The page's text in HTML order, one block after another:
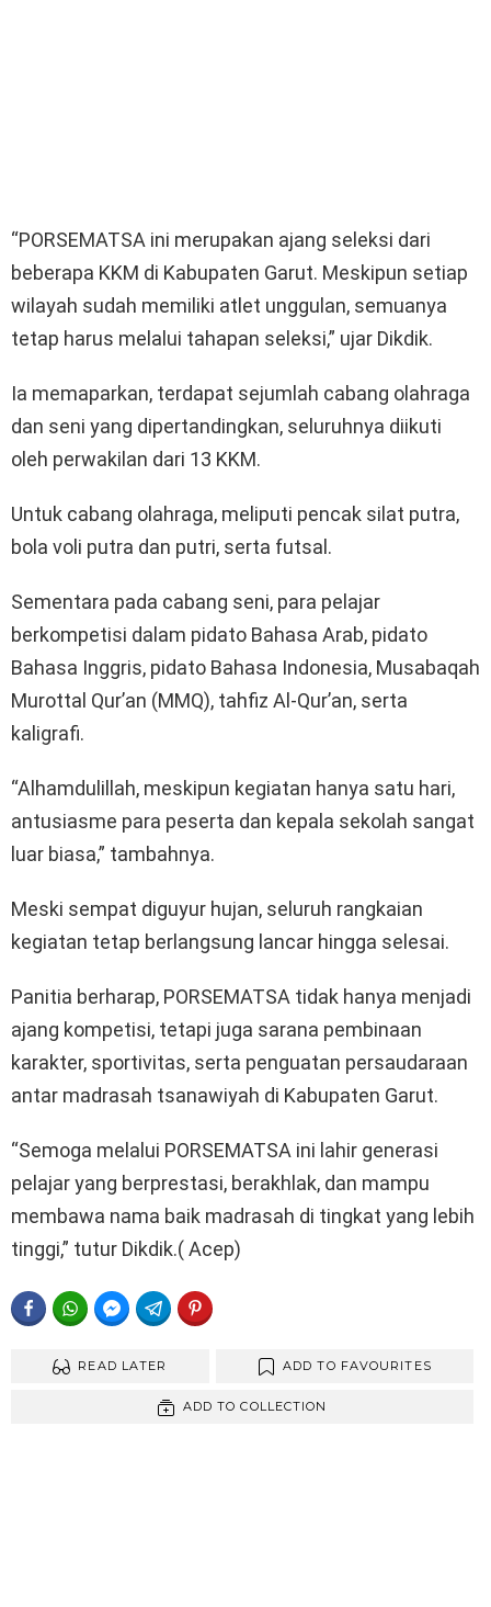
“PORSEMATSA ini merupakan ajang seleksi dari
beberapa KKM di Kabupaten Garut. Meskipun setiap
wilayah sudah memiliki atlet unggulan, semuanya
tetap harus melalui tahapan seleksi,” ujar Dikdik.
Ia memaparkan, terdapat sejumlah cabang olahraga
dan seni yang dipertandingkan, seluruhnya diikuti
oleh perwakilan dari 13 KKM.
Untuk cabang olahraga, meliputi pencak silat putra,
bola voli putra dan putri, serta futsal.
Sementara pada cabang seni, para pelajar
berkompetisi dalam pidato Bahasa Arab, pidato
Bahasa Inggris, pidato Bahasa Indonesia, Musabaqah
Murottal Qur’an (MMQ), tahfiz Al-Qur’an, serta
kaligrafi.
“Alhamdulillah, meskipun kegiatan hanya satu hari,
antusiasme para peserta dan kepala sekolah sangat
luar biasa,” tambahnya.
Meski sempat diguyur hujan, seluruh rangkaian
kegiatan tetap berlangsung lancar hingga selesai.
Panitia berharap, PORSEMATSA tidak hanya menjadi
ajang kompetisi, tetapi juga sarana pembinaan
karakter, sportivitas, serta penguatan persaudaraan
antar madrasah tsanawiyah di Kabupaten Garut.
“Semoga melalui PORSEMATSA ini lahir generasi
pelajar yang berprestasi, berakhlak, dan mampu
membawa nama baik madrasah di tingkat yang lebih
tinggi,” tutur Dikdik.( Acep)
FACEBOOKWHATSAPPFACEBOOK MESSENGER
TELEGRAM
READ LATER ADD TO FAVOURITES
ADD TO COLLECTION